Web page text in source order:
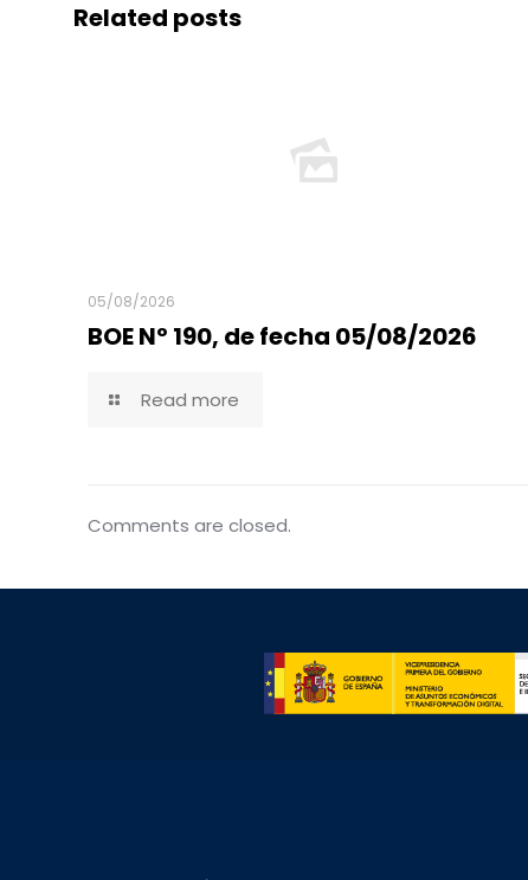
Related posts
05/08/2026
BOE Nº 190, de fecha 05/08/2026
Read more
Comments are closed.